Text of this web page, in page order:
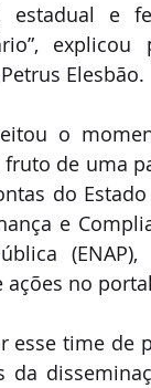
estadual e
explicou
Elesbão.
o
de uma
do
e
no portal
esse time
da